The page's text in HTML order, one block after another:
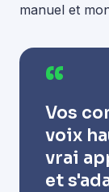
manuel et
“
Vos
voix
vrai
et